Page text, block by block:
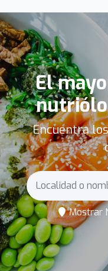
El
Encuentra
Mostrar